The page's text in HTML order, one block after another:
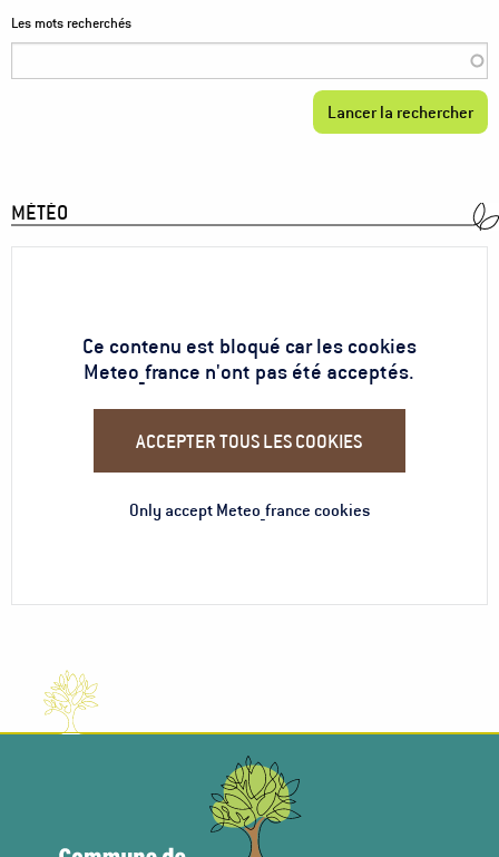
Les mots recherchés
MÉTÉO
Ce contenu est bloqué car les cookies
Meteo_france n'ont pas été acceptés.
ACCEPTER TOUS LES COOKIES
Only accept Meteo_france cookies